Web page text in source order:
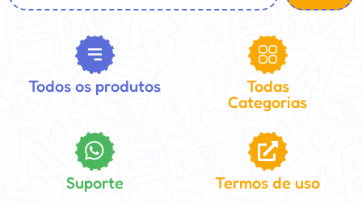
Todos os produtos
Todas
Categorias
Suporte Termos de uso